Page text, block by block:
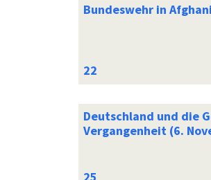
Bundeswehr in
Deutschland und die
Vergangenheit (6.